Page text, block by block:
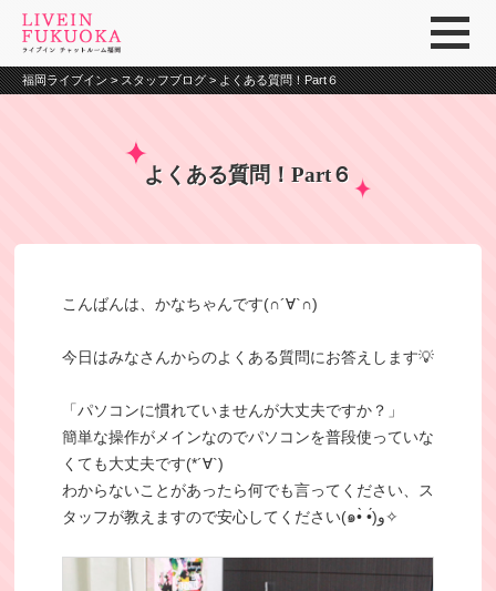
福岡ライブイン>スタッフブログ>よくある質問！Part６
よくある質問！Part６
こんばんは、かなちゃんです(∩´∀`∩)
今日はみなさんからのよくある質問にお答えします💡
「パソコンに慣れていませんが大丈夫ですか？」
簡単な操作がメインなのでパソコンを普段使っていな
くても大丈夫です(*´∀`)
わからないことがあったら何でも言ってください、ス
タッフが教えますので安心してください(๑•̀ •́)و✧